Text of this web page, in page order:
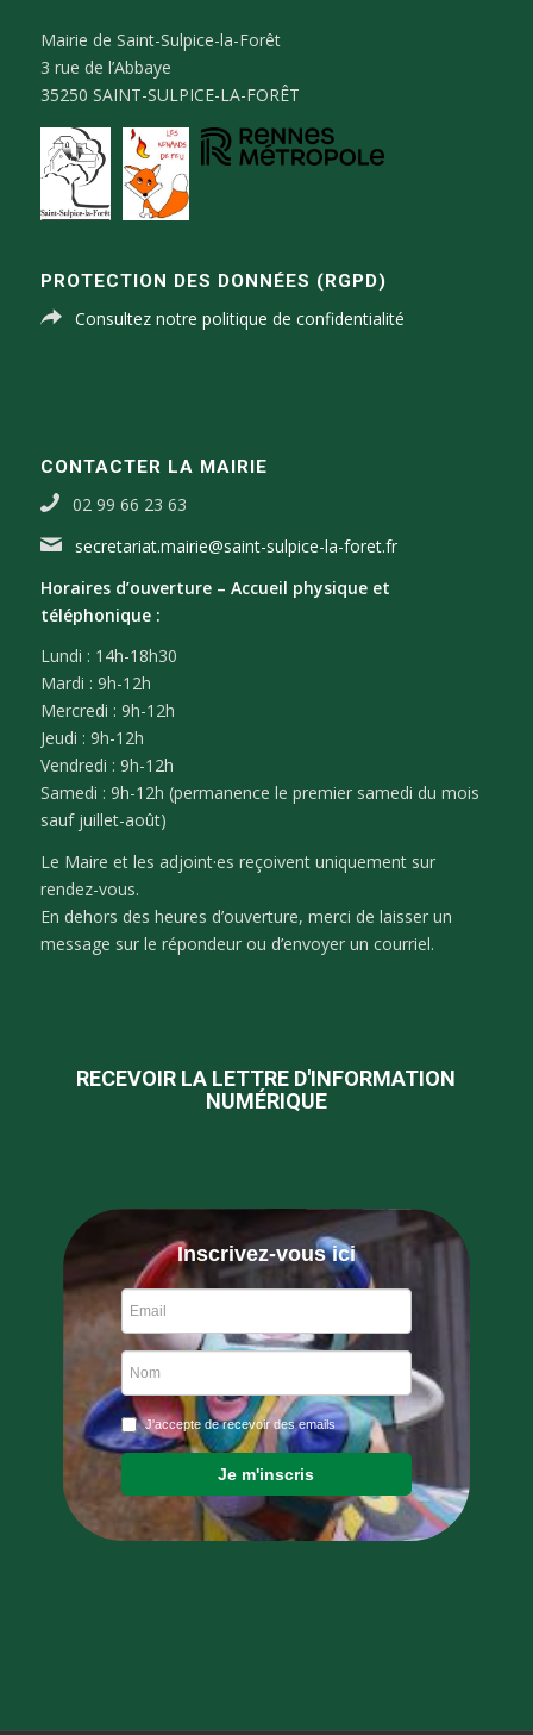
Mairie de Saint-Sulpice-la-Forêt
3 rue de l’Abbaye
35250 SAINT-SULPICE-LA-FORÊT
PROTECTION DES DONNÉES (RGPD)
Consultez notre politique de confidentialité
CONTACTER LA MAIRIE
02 99 66 23 63
secretariat.mairie@saint-sulpice-la-foret.fr
Horaires d’ouverture – Accueil physique et
téléphonique :
Lundi : 14h-18h30
Mardi : 9h-12h
Mercredi : 9h-12h
Jeudi : 9h-12h
Vendredi : 9h-12h
Samedi : 9h-12h (permanence le premier samedi du mois
sauf juillet-août)
Le Maire et les adjoint·es reçoivent uniquement sur
rendez-vous.
En dehors des heures d’ouverture, merci de laisser un
message sur le répondeur ou d’envoyer un courriel.
RECEVOIR LA LETTRE D'INFORMATION
NUMÉRIQUE
Inscrivez-vous ici
J'accepte de recevoir des emails
Je m'inscris